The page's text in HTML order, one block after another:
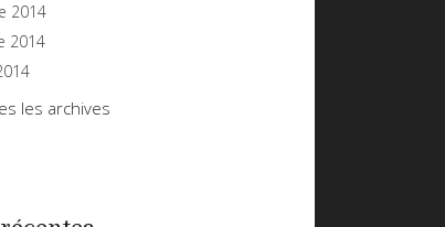
2014
2014
les archives